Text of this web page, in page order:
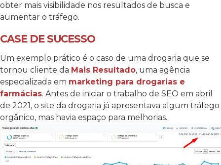
obter mais visibilidade nos resultados de busca e
aumentar o tráfego.
CASE DE SUCESSO
Um exemplo prático é o caso de uma drogaria que se
tornou cliente da Mais Resultado, uma agência
especializada em marketing para drogarias e
farmácias. Antes de iniciar o trabalho de SEO em abril
de 2021, o site da drogaria já apresentava algum tráfego
orgânico, mas havia espaço para melhorias.